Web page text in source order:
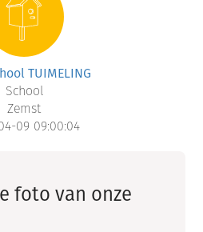
TUIMELING
School
Zemst
09 09:00:04
foto van onze